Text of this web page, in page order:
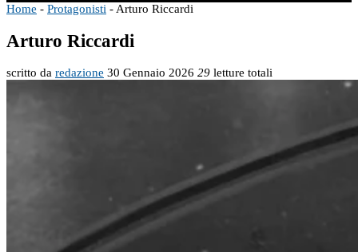
Home - Protagonisti - Arturo Riccardi
Arturo Riccardi
scritto da redazione 30 Gennaio 2026 29 letture totali